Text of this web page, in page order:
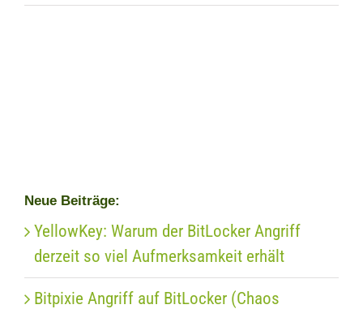
Neue Beiträge:
YellowKey: Warum der BitLocker Angriff
derzeit so viel Aufmerksamkeit erhält
Bitpixie Angriff auf BitLocker (Chaos